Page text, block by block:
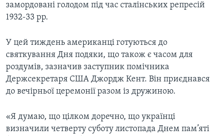
замордовані голодом під час cталінських репресій
1932-33 рр.
У цей тиждень американці готуються до
святкування Дня подяки, що також є часом для
роздумів, зазначив заступник помічника
Держсекретаря США Джордж Кент. Він приєднався
до вечірньої церемонії разом із дружиною.
«Я думаю, що цілком доречно, що українці
визначили четверту суботу листопада Днем пам’яті